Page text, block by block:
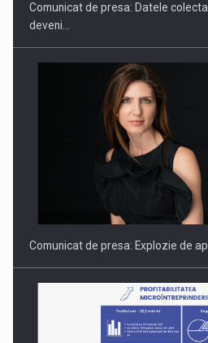
Hard Enduro Piatra Craiului 2026,
Comunicat de presa: Datele
deveni…
Comunicat de presa: Explozie de